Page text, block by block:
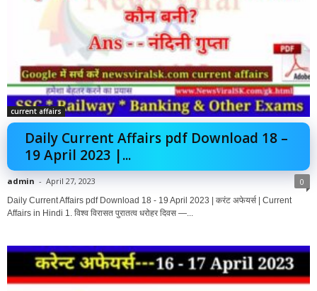
current affairs
Daily Current Affairs pdf Download 18 –
19 April 2023 |...
admin - April 27, 2023 0
Daily Current Affairs pdf Download 18 - 19 April 2023 | करंट अफेयर्स | Current
Affairs in Hindi 1. विश्व विरासत पुरातत्व धरोहर दिवस —...